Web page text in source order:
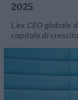
2025
L’ex CEO globale
capitolo di